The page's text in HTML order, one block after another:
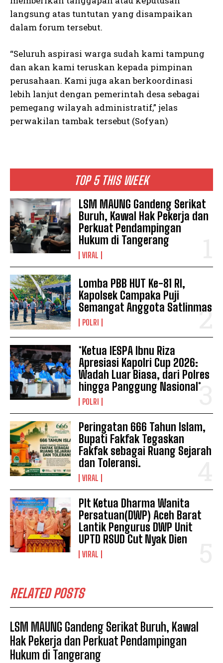
TOP 5 THIS WEEK
LSM MAUNG Gandeng Serikat
Buruh, Kawal Hak Pekerja dan
Perkuat Pendampingan
Hukum di Tangerang
VIRAL
Lomba PBB HUT Ke-81 RI,
Kapolsek Campaka Puji
Semangat Anggota Satlinmas
POLRI
*Ketua IESPA Ibnu Riza
Apresiasi Kapolri Cup 2026:
Wadah Luar Biasa, dari Polres
hingga Panggung Nasional*
POLRI
Peringatan 666 Tahun Islam,
Bupati Fakfak Tegaskan
Fakfak sebagai Ruang Sejarah
dan Toleransi.
VIRAL
Plt Ketua Dharma Wanita
Persatuan(DWP) Aceh Barat
Lantik Pengurus DWP Unit
UPTD RSUD Cut Nyak Dien
VIRAL
RELATED POSTS
LSM MAUNG Gandeng Serikat Buruh, Kawal
Hak Pekerja dan Perkuat Pendampingan
Hukum di Tangerang
langsung atas tuntutan yang disampaikan
dalam forum tersebut.
“Seluruh aspirasi warga sudah kami tampung
dan akan kami teruskan kepada pimpinan
perusahaan. Kami juga akan berkoordinasi
lebih lanjut dengan pemerintah desa sebagai
pemegang wilayah administratif,” jelas
perwakilan tambak tersebut (Sofyan)